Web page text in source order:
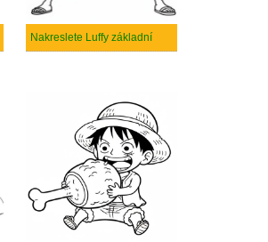
Nakreslete Luffy základní